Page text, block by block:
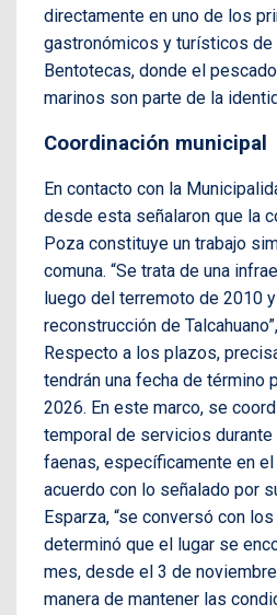
directamente en uno de los
gastronómicos y turísticos de
Bentotecas, donde el
marinos son parte de la
Coordinación municipal
En contacto con la
desde esta señalaron que la
Poza constituye un trabajo
comuna. “Se trata de una
luego del terremoto de 2010
reconstrucción de
Respecto a los plazos,
tendrán una fecha de término
2026. En este marco, se
temporal de servicios
faenas, específicamente en
acuerdo con lo señalado por
Esparza, “se conversó con
determinó que el lugar se
mes, desde el 3 de
manera de mantener las